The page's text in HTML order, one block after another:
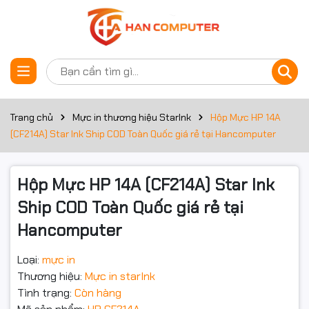
Trang chủ Mực in thương hiệu StarInk
Hộp Mực HP 14A
(CF214A) Star Ink Ship COD Toàn Quốc giá rẻ tại Hancomputer
Hộp Mực HP 14A (CF214A) Star Ink
Ship COD Toàn Quốc giá rẻ tại
Hancomputer
Loại: mực in
Thương hiệu: Mực in starInk
Tình trạng: Còn hàng
Thông số kỹ thuật
Thông số Chi tiết
Mã hộp mực HP CF214A
Đen (Black)
Dung lượng in Khoảng 10.000 trang A4 (độ phủ 5%)
Máy in tương thích HP LaserJet Enterprise 700 M712dn
Máy in tương thích
Máy in tương thích HP LaserJet Enterprise 700 M712xh
Đặt trước sản phẩm